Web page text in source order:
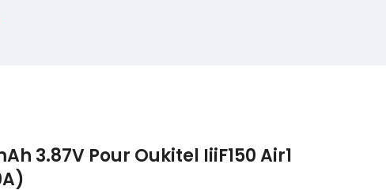
3.87V Pour Oukitel IiiF150 Air1